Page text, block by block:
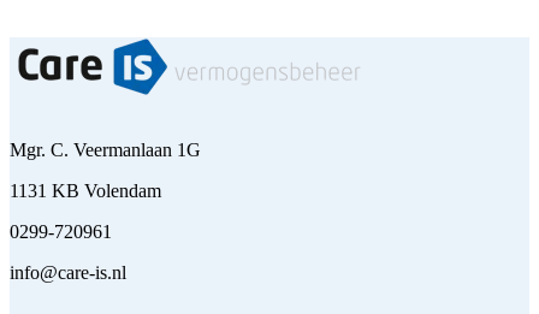
Mgr. C. Veermanlaan 1G
1131 KB Volendam
0299-720961
info@care-is.nl